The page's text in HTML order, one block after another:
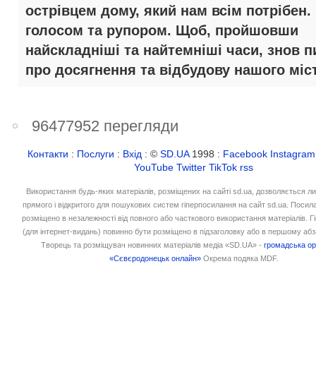
острівцем дому, який нам всім потрібен.
голосом та рупором. Щоб, пройшовши
найскладніші та найтемніші часи, знов
про досягнення та відбудову нашого
96477952 перегляди
Контакти : Послуги : Вхід : ©SD.UA1998 : Facebook Instagram
YouTube Twitter TikTok rss
Використання будь-яких матеріалів, розміщених на сайті sd.ua, дозволяється
прямого і відкритого для пошукових систем гіперпосилання на сайт sd.ua.
розміщено в незалежності від повного або часткового використання матеріалів.
(для інтернет-видань) повинно бути розміщено в підзаголовку або в першому
Творець та розміщувач новинних матеріалів медіа «SD.UA» -громадська
«Сєвєродонецьк онлайн» Окрема подяка MDF.